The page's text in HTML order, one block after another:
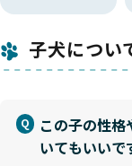
子犬につい
この子の性
いてもいいで